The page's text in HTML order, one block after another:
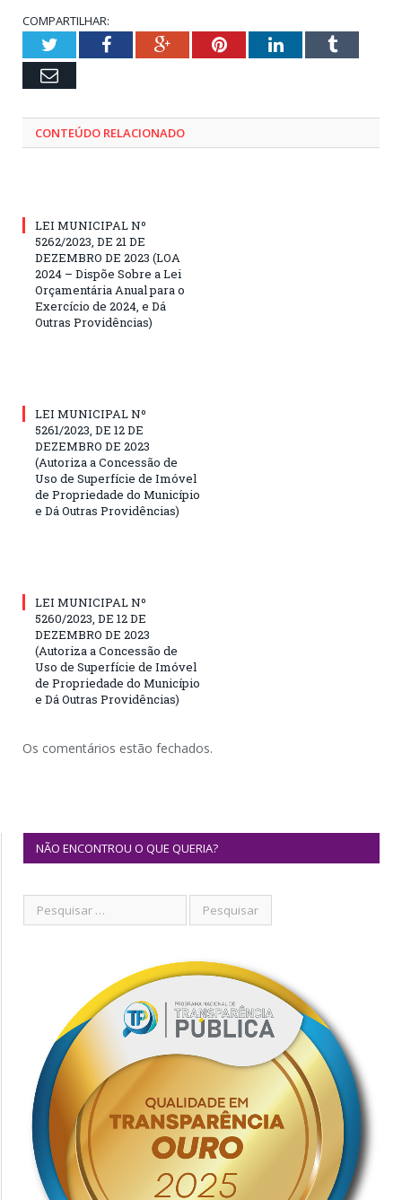
COMPARTILHAR:
TwitterFacebookGoogle+PinterestLinkedInTumblr
Email
CONTEÚDO RELACIONADO
LEI MUNICIPAL Nº
5262/2023, DE 21 DE
DEZEMBRO DE 2023 (LOA
2024 – Dispõe Sobre a Lei
Orçamentária Anual para o
Exercício de 2024, e Dá
Outras Providências)
LEI MUNICIPAL Nº
5261/2023, DE 12 DE
DEZEMBRO DE 2023
(Autoriza a Concessão de
Uso de Superfície de Imóvel
de Propriedade do Município
e Dá Outras Providências)
LEI MUNICIPAL Nº
5260/2023, DE 12 DE
DEZEMBRO DE 2023
(Autoriza a Concessão de
Uso de Superfície de Imóvel
de Propriedade do Município
e Dá Outras Providências)
Os comentários estão fechados.
NÃO ENCONTROU O QUE QUERIA?